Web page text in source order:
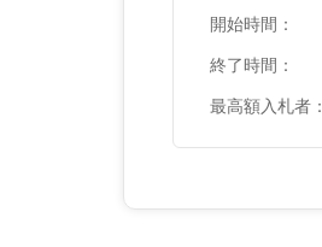
開始時間：
終了時間：
最高額入札者：